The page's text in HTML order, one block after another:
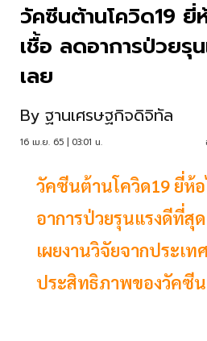
วัคซีนต้านโควิด19
เชื้อ ลดอาการป่วยรุ
เลย
By ฐานเศรษฐกิจดิจิทัล
16 เม.ย. 65 | 03:01 น.
วัคซีนต้านโควิด19 ยี่ห้
อาการป่วยรุนแรงดีที่สุ
เผยงานวิจัยจากประเท
ประสิทธิภาพของวัคซีน